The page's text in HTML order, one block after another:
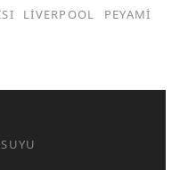
LIVERPOOL
PEYAMI